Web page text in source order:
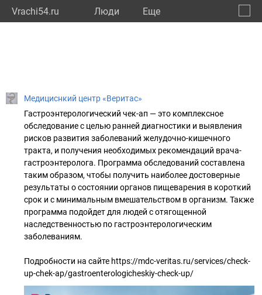
Vrachi54.ru Люди Eще
Медициснкий центр «Веритас»
Гастроэнтерологический чек-ап — это комплексное
обследование с целью ранней диагностики и выявления
рисков развития заболеваний желудочно-кишечного
тракта, и получения необходимых рекомендаций врача-
гастроэнтеролога. Программа обследований составлена
таким образом, чтобы получить наиболее достоверные
результаты о состоянии органов пищеварения в короткий
срок и с минимальным вмешательством в организм. Также
программа подойдет для людей с отягощенной
наследственностью по гастроэнтерологическим
заболеваниям.
Подробности на сайте https://mdc-veritas.ru/services/check-
up-chek-ap/gastroenterologicheskiy-check-up/